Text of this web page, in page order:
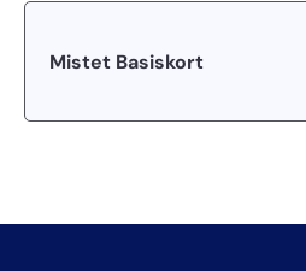
Mistet Basiskort